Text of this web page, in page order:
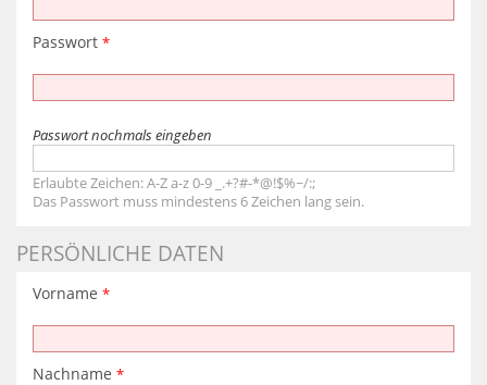
Passwort *
Passwort nochmals eingeben
Erlaubte Zeichen: A-Z a-z 0-9 _.+?#-*@!$%~/:;
Das Passwort muss mindestens 6 Zeichen lang sein.
PERSÖNLICHE DATEN
Vorname *
Nachname *